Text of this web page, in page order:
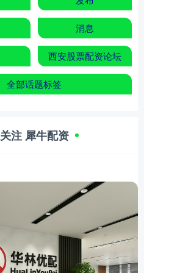
消息
西安股票配资论坛
全部话题标签
关注 犀牛配资